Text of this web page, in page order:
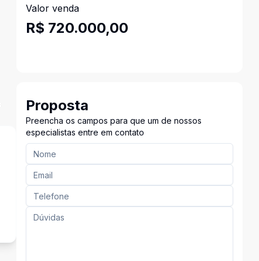
Valor venda
R$ 720.000,00
Proposta
Preencha os campos para que um de nossos
especialistas entre em contato